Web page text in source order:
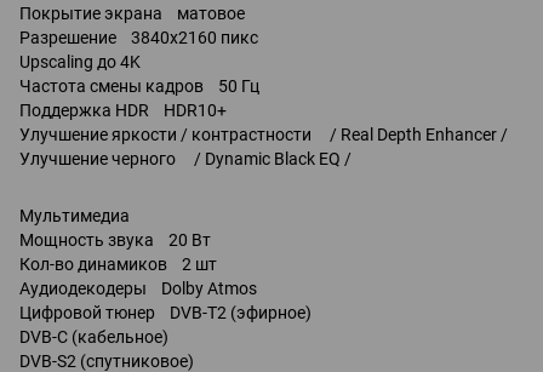
Покрытие экрана матовое
Разрешение 3840x2160 пикс
Upscaling до 4K
Частота смены кадров 50 Гц
Поддержка HDR HDR10+
Улучшение яркости / контрастности / Real Depth Enhancer /
Улучшение черного / Dynamic Black EQ /
Мультимедиа
Мощность звука 20 Вт
Кол-во динамиков 2 шт
Аудиодекодеры Dolby Atmos
Цифровой тюнер DVB-T2 (эфирное)
DVB-C (кабельное)
DVB-S2 (спутниковое)